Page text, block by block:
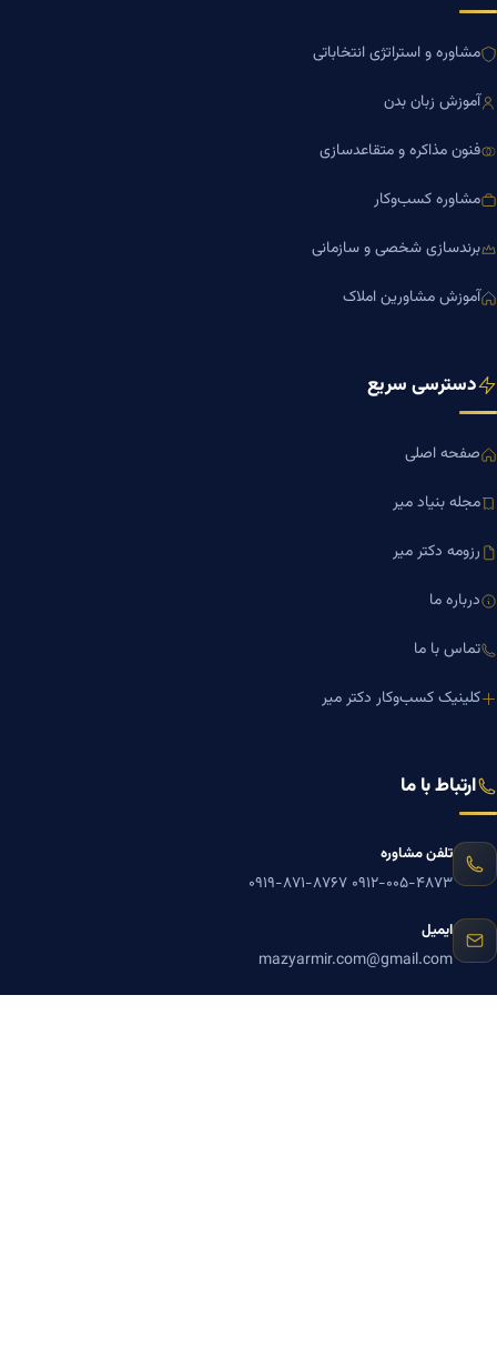
مشاوره و استراتژی انتخاباتی
آموزش زبان بدن
فنون مذاکره و متقاعدسازی
مشاوره کسب‌وکار
برندسازی شخصی و سازمانی
آموزش مشاورین املاک
دسترسی سریع
صفحه اصلی
مجله بنیاد میر
رزومه دکتر میر
درباره ما
تماس با ما
کلینیک کسب‌وکار دکتر میر
ارتباط با ما
تلفن مشاوره
۰۹۱۲-۰۰۵-۴۸۷۳ ۰۹۱۹-۸۷۱-۸۷۶۷
ایمیل
mazyarmir.com@gmail.com